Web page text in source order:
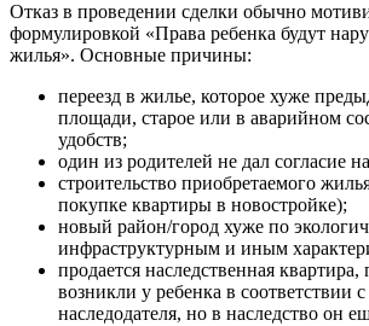
Отказ в проведении сделки обычно
формулировкой «Права ребенка будут
жилья». Основные причины:
переезд в жилье, которое хуже
площади, старое или в аварийном
удобств;
один из родителей не дал согласие
строительство приобретаемого
покупке квартиры в новостройке);
новый район/город хуже по
инфраструктурным и иным
продается наследственная
возникли у ребенка в соответствии
наследодателя, но в наследство он